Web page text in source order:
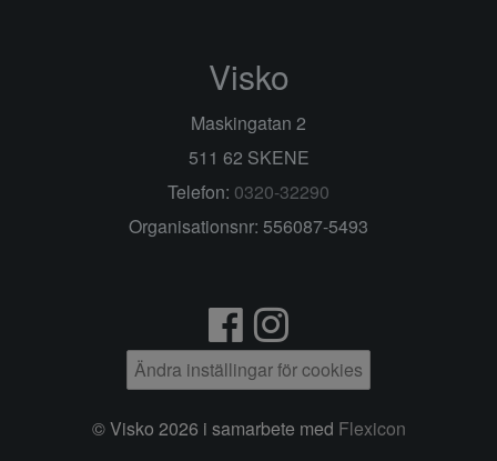
Visko
Maskingatan 2
511 62 SKENE
Telefon: 0320-32290
Organisationsnr: 556087-5493
Ändra inställingar för cookies
© Visko 2026 i samarbete med Flexicon